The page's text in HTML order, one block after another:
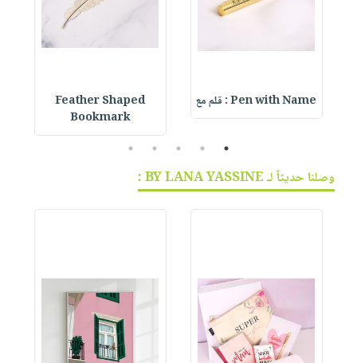
Pen with Name : قلم مع
Feather Shaped
Bookmark
1
2
3
4
5
وصلنا حديثاً لـ BY LANA YASSINE :